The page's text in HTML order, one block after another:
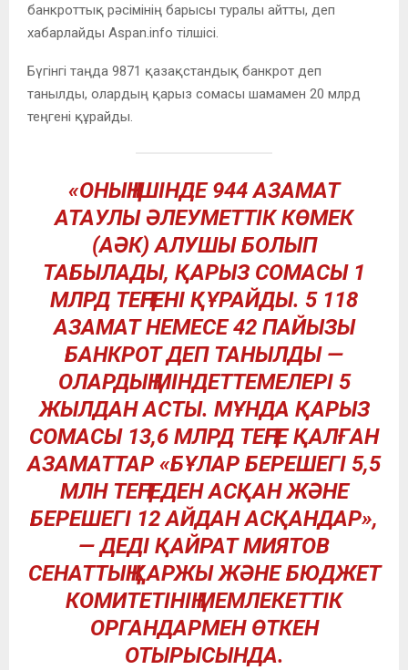
банкроттық рәсімінің барысы туралы айтты, деп
хабарлайды Aspan.info тілшісі.
Бүгінгі таңда 9871 қазақстандық банкрот деп
танылды, олардың қарыз сомасы шамамен 20 млрд
теңгені құрайды.
«ОНЫҢ ІШІНДЕ 944 АЗАМАТ
АТАУЛЫ ӘЛЕУМЕТТІК КӨМЕК
(АӘК) АЛУШЫ БОЛЫП
ТАБЫЛАДЫ, ҚАРЫЗ СОМАСЫ 1
МЛРД ТЕҢГЕНІ ҚҰРАЙДЫ. 5 118
АЗАМАТ НЕМЕСЕ 42 ПАЙЫЗЫ
БАНКРОТ ДЕП ТАНЫЛДЫ —
ОЛАРДЫҢ МІНДЕТТЕМЕЛЕРІ 5
ЖЫЛДАН АСТЫ. МҰНДА ҚАРЫЗ
СОМАСЫ 13,6 МЛРД ТЕҢГЕ ҚАЛҒАН
АЗАМАТТАР «БҰЛАР БЕРЕШЕГІ 5,5
МЛН ТЕҢГЕДЕН АСҚАН ЖӘНЕ
БЕРЕШЕГІ 12 АЙДАН АСҚАНДАР»,
— ДЕДІ ҚАЙРАТ МИЯТОВ
СЕНАТТЫҢ ҚАРЖЫ ЖӘНЕ БЮДЖЕТ
КОМИТЕТІНІҢ МЕМЛЕКЕТТІК
ОРГАНДАРМЕН ӨТКЕН
ОТЫРЫСЫНДА.